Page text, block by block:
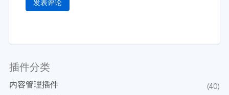
插件分类
内容管理插件 (40)